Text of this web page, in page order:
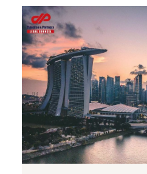
continente
una forza lavoro
ampia, a costi
relativamente
abbondanti
negli ultimi anni
registrato